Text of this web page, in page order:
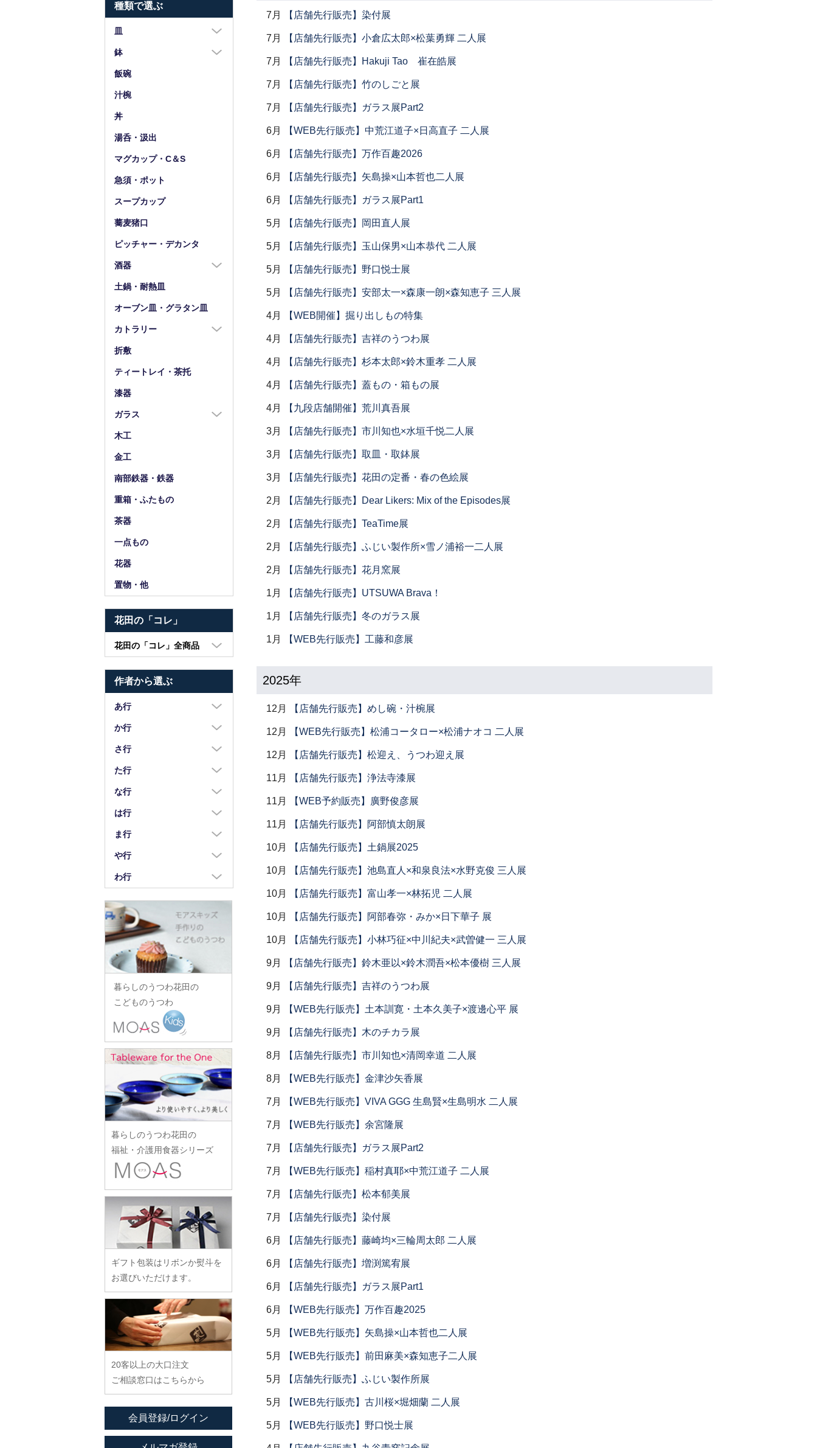
7月 【店舗先行販売】染付展
7月 【店舗先行販売】小倉広太郎×松葉勇輝 二人展
7月 【店舗先行販売】Hakuji Tao 崔在皓展
7月 【店舗先行販売】竹のしごと展
7月 【店舗先行販売】ガラス展Part2
6月 【WEB先行販売】中荒江道子×日高直子 二人展
6月 【店舗先行販売】万作百趣2026
6月 【店舗先行販売】矢島操×山本哲也二人展
6月 【店舗先行販売】ガラス展Part1
5月 【店舗先行販売】岡田直人展
5月 【店舗先行販売】玉山保男×山本恭代 二人展
5月 【店舗先行販売】野口悦士展
5月 【店舗先行販売】安部太一×森康一朗×森知恵子 三人展
4月 【WEB開催】掘り出しもの特集
4月 【店舗先行販売】吉祥のうつわ展
4月 【店舗先行販売】杉本太郎×鈴木重孝 二人展
4月 【店舗先行販売】蓋もの・箱もの展
4月 【九段店舗開催】荒川真吾展
3月 【店舗先行販売】市川知也×水垣千悦二人展
3月 【店舗先行販売】取皿・取鉢展
3月 【店舗先行販売】花田の定番・春の色絵展
2月 【店舗先行販売】Dear Likers: Mix of the Episodes展
2月 【店舗先行販売】TeaTime展
2月 【店舗先行販売】ふじい製作所×雪ノ浦裕一二人展
2月 【店舗先行販売】花月窯展
1月 【店舗先行販売】UTSUWA Brava！
1月 【店舗先行販売】冬のガラス展
1月 【WEB先行販売】工藤和彦展
2025年
12月 【店舗先行販売】めし碗・汁椀展
12月 【WEB先行販売】松浦コータロー×松浦ナオコ 二人展
12月 【店舗先行販売】松迎え、うつわ迎え展
11月 【店舗先行販売】浄法寺漆展
11月 【WEB予約販売】廣野俊彦展
11月 【店舗先行販売】阿部慎太朗展
10月 【店舗先行販売】土鍋展2025
10月 【店舗先行販売】池島直人×和泉良法×水野克俊 三人展
10月 【店舗先行販売】富山孝一×林拓児 二人展
10月 【店舗先行販売】阿部春弥・みか×日下華子 展
10月 【店舗先行販売】小林巧征×中川紀夫×武曽健一 三人展
9月 【店舗先行販売】鈴木亜以×鈴木潤吾×松本優樹 三人展
9月 【店舗先行販売】吉祥のうつわ展
9月 【WEB先行販売】土本訓寛・土本久美子×渡邊心平 展
9月 【店舗先行販売】木のチカラ展
8月 【店舗先行販売】市川知也×清岡幸道 二人展
8月 【WEB先行販売】金津沙矢香展
7月 【WEB先行販売】VIVA GGG 生島賢×生島明水 二人展
7月 【WEB先行販売】余宮隆展
7月 【店舗先行販売】ガラス展Part2
7月 【WEB先行販売】稲村真耶×中荒江道子 二人展
7月 【店舗先行販売】松本郁美展
7月 【店舗先行販売】染付展
6月 【店舗先行販売】藤崎均×三輪周太郎 二人展
6月 【店舗先行販売】増渕篤宥展
6月 【店舗先行販売】ガラス展Part1
6月 【WEB先行販売】万作百趣2025
5月 【WEB先行販売】矢島操×山本哲也二人展
5月 【WEB先行販売】前田麻美×森知恵子二人展
5月 【店舗先行販売】ふじい製作所展
5月 【WEB先行販売】古川桜×堀畑蘭 二人展
5月 【WEB先行販売】野口悦士展
種類で選ぶ
皿
大皿（8寸以上）
中皿（5～7寸）
小皿（4寸以下）
鉢
大鉢（8寸以上）
中鉢（5～7寸）
飯碗
汁椀
丼
湯呑・汲出
マグカップ・C＆S
急須・ポット
スープカップ
蕎麦猪口
ピッチャー・デカンタ
酒器
酒器全商品
徳利
土鍋・耐熱皿
オーブン皿・グラタン皿
カトラリー
カトラリー全商品
箸
箸置
折敷
ティートレイ・茶托
漆器
ガラス
ガラス全商品
グラス
ガラス皿
木工
金工
南部鉄器・鉄器
重箱・ふたもの
茶器
一点もの
花器
置物・他
花田の「コレ」
花田の「コレ」全商品
鉢・湯呑・カップ
汁椀・土鍋・折敷
小物・カトラリー
作者から選ぶ
あ行
浅野奈生
苧野直樹
安達和治
荒川真吾
荒賀文成
有馬和博
iiDA Woodturning
伊賀焼土楽
池島直人
池島仁美
生島賢
生島明水
池田大介
石川漆宝堂
石田誠
和泉良法
市川知也
伊藤聡信
伊藤孝英
井銅心平
稲村真耶
イム サエム
イレヤガラス
岩舘隆（浄法寺）
臼田けい子
海野裕
浦陽子
遠藤マサヒロ
大井寛史
大久保公太郎
大沢和義
大平新五
大前史
大和田友香
か行
蠣崎マコト
葛西国太郎
葛西義信
河上智美
川合孝知
川辺忠
川村宏樹
幹山繁太
季更器窯
岸野寛
北野敏一（犀ノ音窯）
日下華子
葛和万紀
工藤和彦
熊谷峻
小泉敦信
こいずみみゆき
古賀雄二郎
小寺暁洋
小林巧征
小牧広平
近藤亮介
さ行
坂本達哉
佐川岳彦
佐々木暢子
重田良古
島田まるみ
志村睦彦
城進
菅原博之
杉本太郎
鈴木重孝
鈴木潤吾
鈴木涼子
須谷窯
た行
高島慎一
高木剛
瀧田操
田中あい
田中佐和子
谷口嘉
谷永太郎
玉山保男
田沼英里
崔在皓
滴生舎
土井康治朗
土井宏友
陶房独歩炎
徳永遊心
富山孝一
土本訓寛・土本久美子
な行
中荒江道子
中尾万作
中川紀夫
中町いずみ
中村一也
中村幸一郎
d.Tam 中村孝子/桃子
中村智美
中村真紀
中山孝志
名古路英介
西納三枝
野口悦士
は行
橋村大作
長谷川由香
畑中篤
花岡隆
花田オリジナル
羽生直記
林京子
林拓児
原口潔
原田七重
原田譲
原光弘
日高伸治
日高直子
ヒヅミ峠舎
樋山真弓
平岡正弘
平林秀幸
廣野俊彦
廣政毅
ふじい製作所
藤崎均
藤田永子
藤塚光男
ほたる窯
堀畑蘭
ま行
前田麻美
正木春蔵
松浦コータロー
松浦ナオコ
松葉勇輝
松本郁美
松本優樹
松本良夫
三浦侑子
水垣千悦
水野克俊
みずのみさ
光井威善
三留舞
宮岡麻衣子
宮崎孝彦
三輪周太郎
武曽健一
村田森
村田菜穂美
木工ヤマニ
森知恵子
森悠紀子
森下綾
や行
八木橋昇
山口硝子
山口利枝
山崎葉
山田洋次
山田隆太郎
山中恵介
山本哲也
山本恭代
山本亮平
Yu-ten
雪ノ浦裕一
吉岡将弐
吉田学
余宮隆
わ行
ワダコーヘー
渡辺信史
渡邊心平
暮らしのうつわ花田の
こどものうつわ
暮らしのうつわ花田の
福祉・介護用食器シリーズ
ギフト包装はリボンか熨斗を
お選びいただけます。
20客以上の大口注文
ご相談窓口はこちらから
会員登録/ログイン